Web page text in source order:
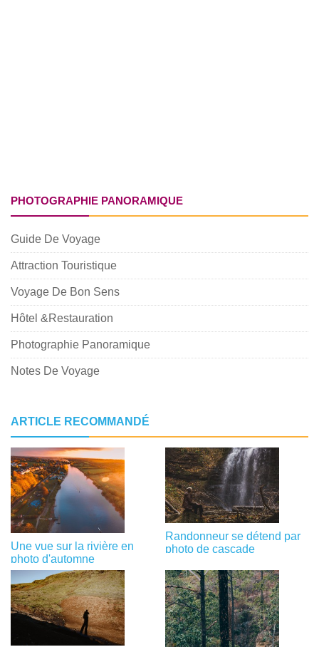
PHOTOGRAPHIE PANORAMIQUE
Guide De Voyage
Attraction Touristique
Voyage De Bon Sens
Hôtel &Restauration
Photographie Panoramique
Notes De Voyage
ARTICLE RECOMMANDÉ
Une vue sur la rivière en
photo d'automne
Randonneur se détend par
photo de cascade